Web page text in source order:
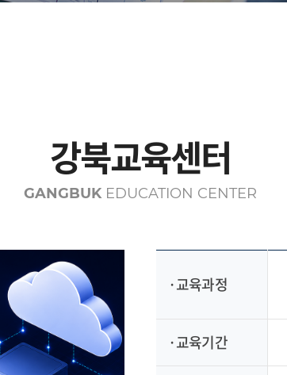
강북교육센터
GANGBUK EDUCATION CENTER
교육과정
교육기간